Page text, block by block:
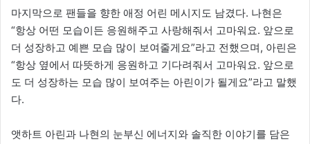
마지막으로 팬들을 향한 애정 어린 메시지도 남겼다. 나현은
“항상 어떤 모습이든 응원해주고 사랑해줘서 고마워요. 앞으로
더 성장하고 예쁜 모습 많이 보여줄게요”라고 전했으며, 아린은
“항상 옆에서 따뜻하게 응원하고 기다려줘서 고마워요. 앞으로
도 더 성장하는 모습 많이 보여주는 아린이가 될게요”라고 말했
다.
앳하트 아린과 나현의 눈부신 에너지와 솔직한 이야기를 담은